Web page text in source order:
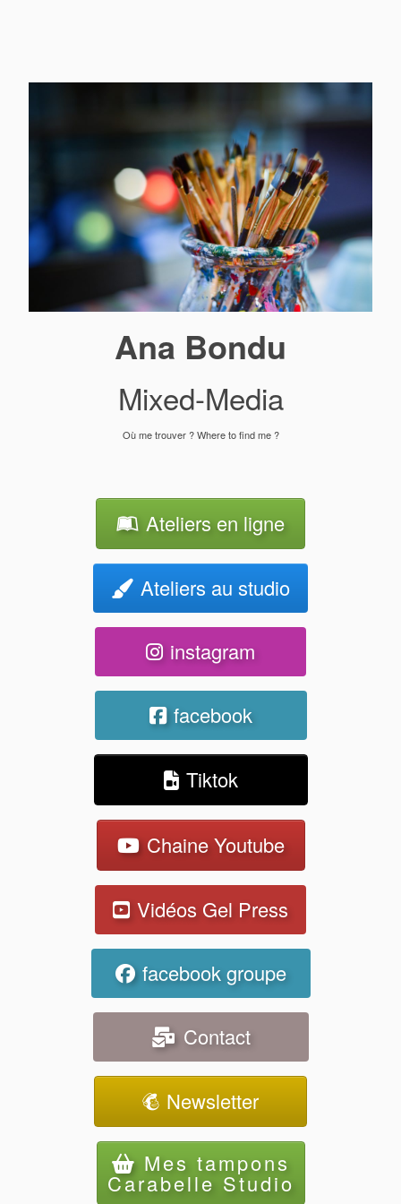
Ana Bondu
Mixed-Media
Où me trouver ? Where to find me ?
Ateliers en ligne
Ateliers au studio
instagram
facebook
Tiktok
Chaine Youtube
Vidéos Gel Press
facebook groupe
Contact
Newsletter
Mes tampons
Carabelle Studio